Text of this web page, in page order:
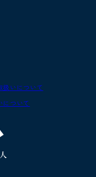
扱いについて
について